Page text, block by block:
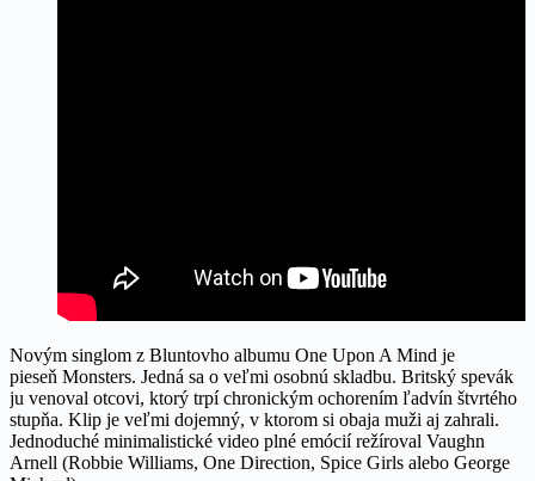
Novým singlom z Bluntovho albumu One Upon A Mind je
pieseň Monsters. Jedná sa o veľmi osobnú skladbu. Britský spevák
ju venoval otcovi, ktorý trpí chronickým ochorením ľadvín štvrtého
stupňa. Klip je veľmi dojemný, v ktorom si obaja muži aj zahrali.
Jednoduché minimalistické video plné emócií režíroval Vaughn
Arnell (Robbie Williams, One Direction, Spice Girls alebo George